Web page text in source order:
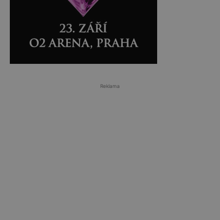
Reklama